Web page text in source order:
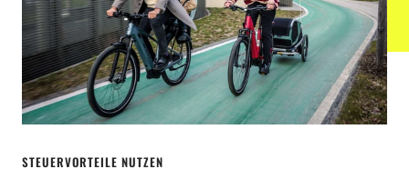
STEUERVORTEILE NUTZEN